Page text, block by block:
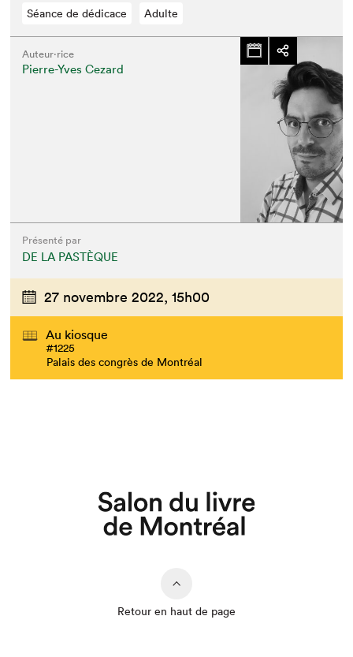
Que cherchez-vous?
Séance de dédicace Adulte
Auteur·rice
Pierre-Yves Cezard
Présenté par
DE LA PASTÈQUE
27 novembre 2022, 15h00
Au kiosque
#1225
Palais des congrès de Montréal
Retour en haut de page